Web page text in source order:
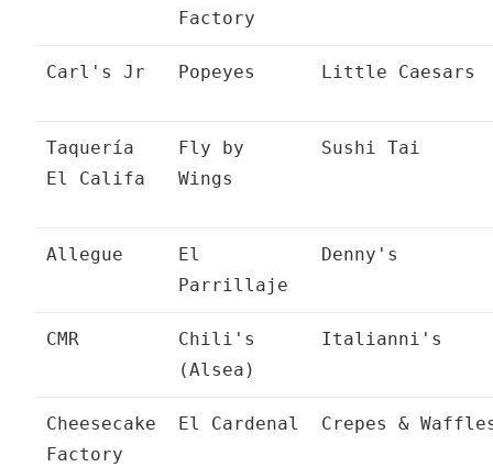
Factory
Carl's Jr Popeyes Little Caesars
Taquería
El Califa
Fly by
Wings
Sushi Tai
Allegue
El
Parrillaje
Denny's
CMR
Chili's
(Alsea)
Italianni's
Cheesecake
Factory
El Cardenal Crepes &